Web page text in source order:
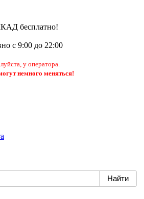
бесплатно!
с 9:00 до 22:00
у оператора.
немного меняться!